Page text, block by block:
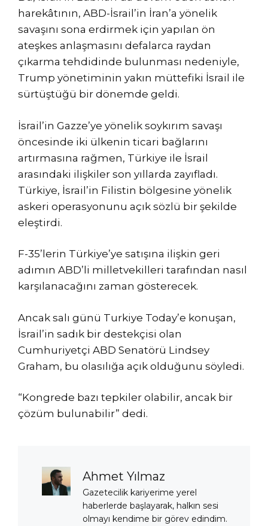
harekâtının, ABD-İsrail’in İran’a yönelik
savaşını sona erdirmek için yapılan ön
ateşkes anlaşmasını defalarca raydan
çıkarma tehdidinde bulunması nedeniyle,
Trump yönetiminin yakın müttefiki İsrail ile
sürtüştüğü bir dönemde geldi.
İsrail’in Gazze’ye yönelik soykırım savaşı
öncesinde iki ülkenin ticari bağlarını
artırmasına rağmen, Türkiye ile İsrail
arasındaki ilişkiler son yıllarda zayıfladı.
Türkiye, İsrail’in Filistin bölgesine yönelik
askeri operasyonunu açık sözlü bir şekilde
eleştirdi.
F-35’lerin Türkiye’ye satışına ilişkin geri
adımın ABD’li milletvekilleri tarafından nasıl
karşılanacağını zaman gösterecek.
Ancak salı günü Turkiye Today’e konuşan,
İsrail’in sadık bir destekçisi olan
Cumhuriyetçi ABD Senatörü Lindsey
Graham, bu olasılığa açık olduğunu söyledi.
“Kongrede bazı tepkiler olabilir, ancak bir
çözüm bulunabilir” dedi.
Ahmet Yılmaz
Gazetecilik kariyerime yerel
haberlerde başlayarak, halkın sesi
olmayı kendime bir görev edindim.